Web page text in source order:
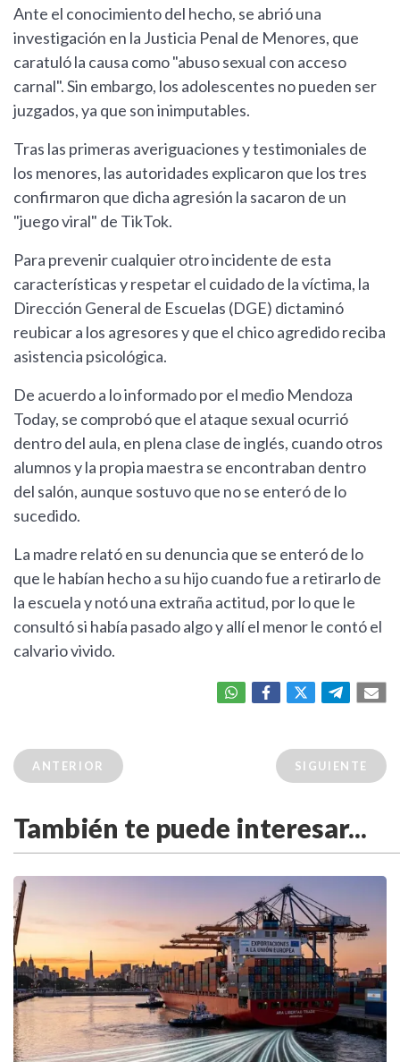
Ante el conocimiento del hecho, se abrió una
investigación en la Justicia Penal de Menores, que
caratuló la causa como "abuso sexual con acceso
carnal". Sin embargo, los adolescentes no pueden ser
juzgados, ya que son inimputables.
Tras las primeras averiguaciones y testimoniales de
los menores, las autoridades explicaron que los tres
confirmaron que dicha agresión la sacaron de un
"juego viral" de TikTok.
Para prevenir cualquier otro incidente de esta
características y respetar el cuidado de la víctima, la
Dirección General de Escuelas (DGE) dictaminó
reubicar a los agresores y que el chico agredido reciba
asistencia psicológica.
De acuerdo a lo informado por el medio Mendoza
Today, se comprobó que el ataque sexual ocurrió
dentro del aula, en plena clase de inglés, cuando otros
alumnos y la propia maestra se encontraban dentro
del salón, aunque sostuvo que no se enteró de lo
sucedido.
La madre relató en su denuncia que se enteró de lo
que le habían hecho a su hijo cuando fue a retirarlo de
la escuela y notó una extraña actitud, por lo que le
consultó si había pasado algo y allí el menor le contó el
calvario vivido.
ANTERIOR SIGUIENTE
También te puede interesar...